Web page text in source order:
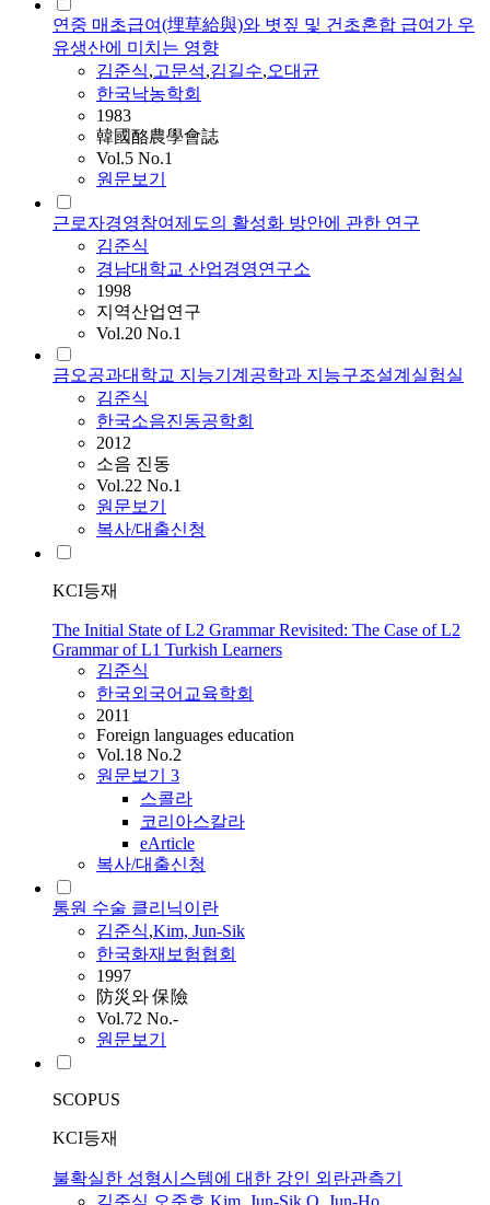
연중 매초급여(埋草給與)와 볏짚 및 건초혼합 급여가 우
유생산에 미치는 영향
김준식,고문석,김길수,오대균
한국낙농학회
1983
韓國酪農學會誌
Vol.5 No.1
원문보기
근로자경영참여제도의 활성화 방안에 관한 연구
김준식
경남대학교 산업경영연구소
1998
지역산업연구
Vol.20 No.1
금오공과대학교 지능기계공학과 지능구조설계실험실
김준식
한국소음진동공학회
2012
소음 진동
Vol.22 No.1
원문보기
복사/대출신청
KCI등재
The Initial State of L2 Grammar Revisited: The Case of L2
Grammar of L1 Turkish Learners
김준식
한국외국어교육학회
2011
Foreign languages education
Vol.18 No.2
원문보기 3
스콜라
코리아스칼라
eArticle
복사/대출신청
통원 수술 클리닉이란
김준식,Kim, Jun-Sik
한국화재보험협회
1997
防災와 保險
Vol.72 No.-
원문보기
SCOPUS
KCI등재
불확실한 성형시스템에 대한 강인 외란관측기